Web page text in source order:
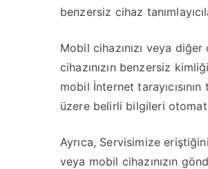
benzersiz cihaz
Mobil cihazınızı veya
cihazınızın benzersiz
mobil İnternet
üzere belirli bilgileri
Ayrıca, Servisimize
veya mobil cihazınızın